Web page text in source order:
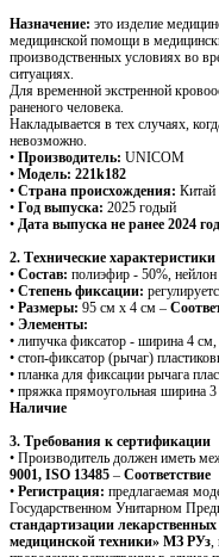
Назначение: это изделие
медицинской помощи в
производственных условиях во
ситуациях.
Для временной экстренной
раненого человека.
Накладывается в тех случаях,
невозможно.
• Производитель: UNICOM
• Модель: 221k182
• Страна происхождения: Китай
• Год выпуска: 2025 годый
• Дата выпуска не ранее 2024
2. Технические характеристики
• Состав: полиэфир - 50%,
• Степень фиксации:
• Размеры: 95 см x 4 см –
• Элементы:
• липучка фиксатор - ширина 4
• стоп-фиксатор (рычаг)
• планка для фиксации рычага
• пряжка прямоугольная ширина
Наличие
3. Требования к сертификации
• Производитель должен иметь
9001, ISO 13485 – Соответствие
• Регистрация: предлагаемая
Государственном Унитарном
стандартизации
медицинской техники» МЗ РУз